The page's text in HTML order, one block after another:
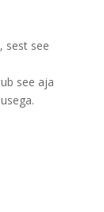
sest see
see aja